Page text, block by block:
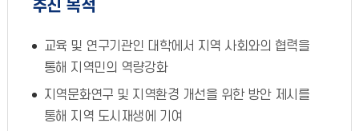
추진 목적
교육 및 연구기관인 대학에서 지역 사회와의 협력을
통해 지역민의 역량강화
지역문화연구 및 지역환경 개선을 위한 방안 제시를
통해 지역 도시재생에 기여